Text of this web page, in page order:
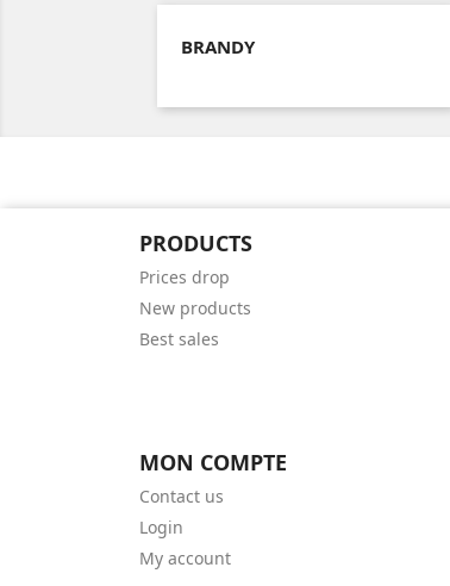
BRANDY
PRODUCTS
Prices drop
New products
Best sales
MON COMPTE
Contact us
Login
My account